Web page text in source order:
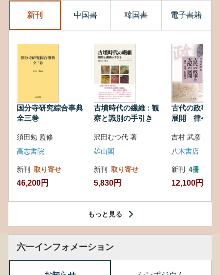
新刊 中国書 韓国書 電子書籍
国分寺研究綜合事典
全三巻
須田勉 監修
高志書院
新刊 取り寄せ
46,200円
古墳時代の繊維 : 観
察と識別の手引き
沢田むつ代 著
雄山閣
新刊 取り寄せ
5,830円
古代の政事と
展開 律令・
吉村 武彦 編集
八木書店
新刊 4冊
12,100円
もっと見る
六一インフォメーション